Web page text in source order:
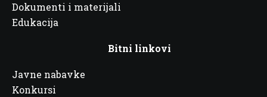
Dokumenti i materijali
Edukacija
Bitni linkovi
Javne nabavke
Konkursi